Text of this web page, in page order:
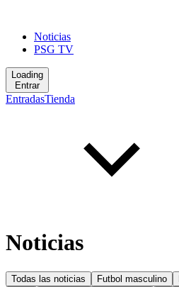
Noticias
PSG TV
Loading
Entrar
EntradasTienda
Noticias
Todas las noticias Futbol masculino